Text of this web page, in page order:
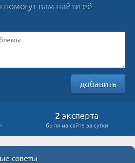
вам найти её
добавить
2 эксперта
были на сайте за сутки
советы